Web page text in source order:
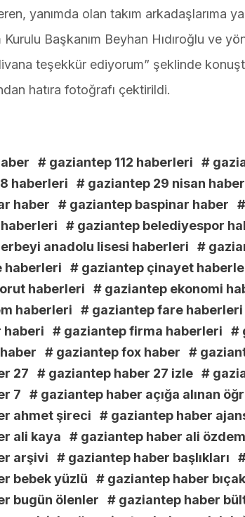
yanımda olan takım arkadaşlarıma
Başkanım Beyhan Hıdıroğlu ve
teşekkür ediyorum” şeklinde
hatıra fotoğrafı çektirildi.
# gaziantep 112 haberleri
#
haberleri
# gaziantep 29 nisan
haber
# gaziantep baspinar haber
# gaziantep belediyespor
anadolu lisesi haberleri
#
haberleri
# gaziantep çinayet
haberleri
# gaziantep ekonomi
haberleri
# gaziantep fare haberleri
haberi
# gaziantep firma haberleri
#
# gaziantep fox haber #
27
# gaziantep haber 27 izle #
7
# gaziantep haber açığa alınan
ahmet şireci
# gaziantep haber
ali kaya
# gaziantep haber ali
arşivi
# gaziantep haber başlıkları
bebek yüzlü
# gaziantep haber
bugün ölenler
# gaziantep haber